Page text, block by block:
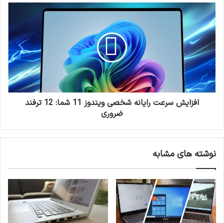
سوییچ
۲
به
دست
مشتریان
برسد.
افزایش
سرعت
رایانه
شخصی
ویندوز
11
شما:
12
ترفند
ضروری
افزایش سرعت رایانه شخصی ویندوز 11 شما: 12 ترفند
ضروری
نوشته های مشابه